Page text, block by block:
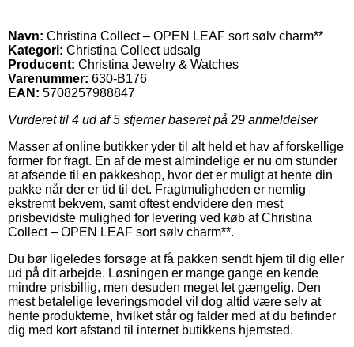
Navn: Christina Collect – OPEN LEAF sort sølv charm**
Kategori: Christina Collect udsalg
Producent: Christina Jewelry & Watches
Varenummer: 630-B176
EAN: 5708257988847
Vurderet til 4 ud af 5 stjerner baseret på 29 anmeldelser
Masser af online butikker yder til alt held et hav af forskellige
former for fragt. En af de mest almindelige er nu om stunder
at afsende til en pakkeshop, hvor det er muligt at hente din
pakke når der er tid til det. Fragtmuligheden er nemlig
ekstremt bekvem, samt oftest endvidere den mest
prisbevidste mulighed for levering ved køb af Christina
Collect – OPEN LEAF sort sølv charm**.
Du bør ligeledes forsøge at få pakken sendt hjem til dig eller
ud på dit arbejde. Løsningen er mange gange en kende
mindre prisbillig, men desuden meget let gængelig. Den
mest betalelige leveringsmodel vil dog altid være selv at
hente produkterne, hvilket står og falder med at du befinder
dig med kort afstand til internet butikkens hjemsted.